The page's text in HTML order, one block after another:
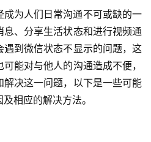
为人们日常沟通不可或缺的一
、分享生活状态和进行视频通
到微信状态不显示的问题，这
能对与他人的沟通造成不便，
决这一问题，以下是一些可能
相应的解决方法。